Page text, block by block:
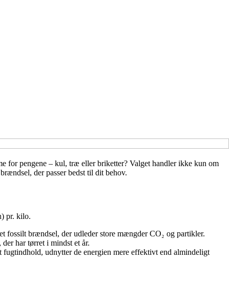
for pengene – kul, træ eller briketter? Valget handler ikke kun om
der passer bedst til dit behov.
pr. kilo.
brændsel, der udleder store mængder CO₂ og partikler.
har tørret i mindst et år.
udnytter de energien mere effektivt end almindeligt